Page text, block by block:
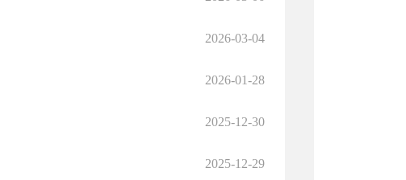
2026-03-04
2026-01-28
2025-12-30
2025-12-29